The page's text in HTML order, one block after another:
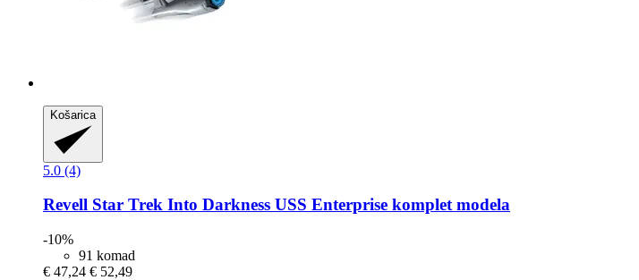
Košarica
5.0 (4)
Revell Star Trek Into Darkness USS Enterprise komplet modela
-10%
91 komad
€ 47,24 € 52,49